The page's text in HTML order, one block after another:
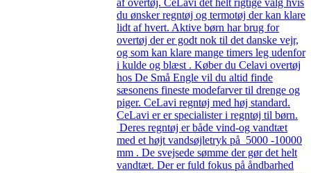
du ønsker regntøj og termotøj der kan klare
lidt af hvert. Aktive børn har brug for
overtøj der er godt nok til det danske vejr,
og som kan klare mange timers leg udenfor
i kulde og blæst . Køber du Celavi overtøj
hos De Små Engle vil du altid finde
sæsonens fineste modefarver til drenge og
piger. CeLavi regntøj med høj standard.
CeLavi er er specialister i regntøj til børn.
Deres regntøj er både vind-og vandtæt
med et højt vandsøjletryk på 5000 -10000
mm . De svejsede sømme der gør det helt
vandtæt. Der er fuld fokus på åndbarhed